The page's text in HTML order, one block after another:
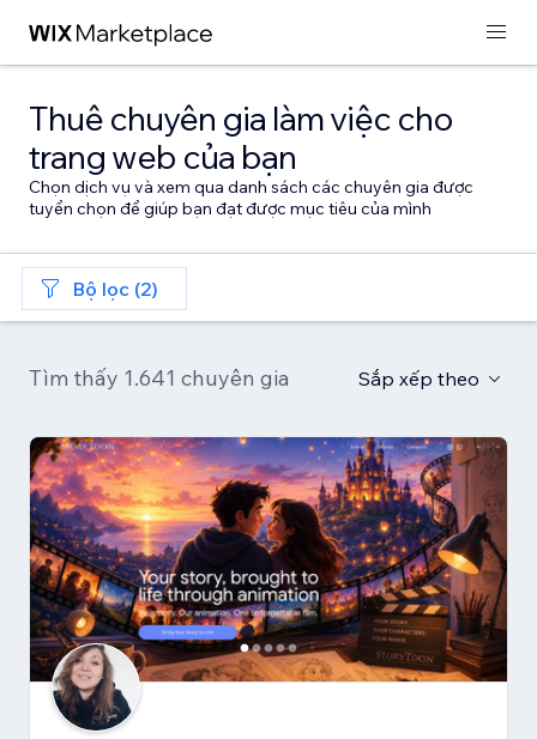
Thuê chuyên gia làm việc cho
trang web của bạn
Chọn dịch vụ và xem qua danh sách các chuyên gia được
tuyển chọn để giúp bạn đạt được mục tiêu của mình
Bộ lọc (2)
Tìm thấy 1.641 chuyên gia Sắp xếp theo